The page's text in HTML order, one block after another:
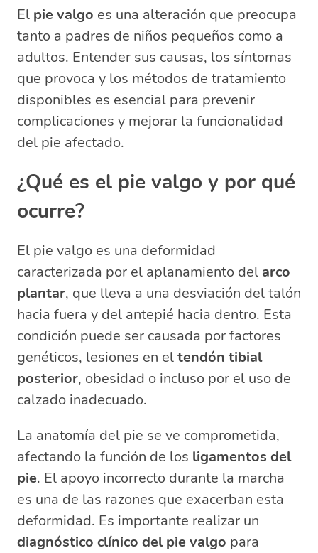
¿Qué consecuencias tiene el pie
valgo?
¿Qué es el valgo?
¿Qué médico ve el pie valgo?
¿Qué pasa si no se corrige el pie
plano?
El pie valgo es una alteración que preocupa
tanto a padres de niños pequeños como a
adultos. Entender sus causas, los síntomas
que provoca y los métodos de tratamiento
disponibles es esencial para prevenir
complicaciones y mejorar la funcionalidad
del pie afectado.
¿Qué es el pie valgo y por qué
ocurre?
El pie valgo es una deformidad
caracterizada por el aplanamiento del arco
plantar, que lleva a una desviación del talón
hacia fuera y del antepié hacia dentro. Esta
condición puede ser causada por factores
genéticos, lesiones en eltendón tibial
posterior, obesidad o incluso por el uso de
calzado inadecuado.
La anatomía del pie se ve comprometida,
afectando la función de los ligamentos del
pie. El apoyo incorrecto durante la marcha
es una de las razones que exacerban esta
deformidad. Es importante realizar un
diagnóstico clínico del pie valgo para